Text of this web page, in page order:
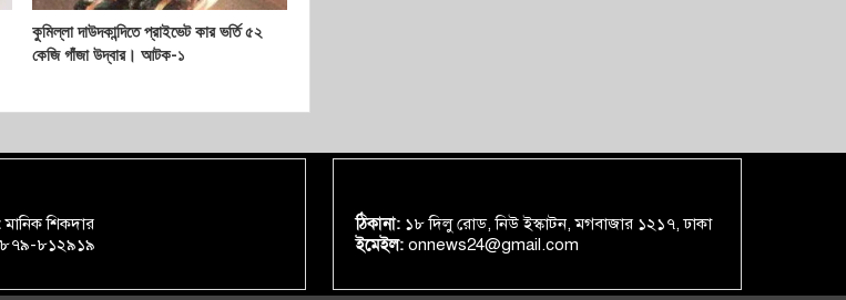
কুমিল্লা দাউদকান্দিতে প্রাইভেট কার ভর্তি ৫২
কেজি গাঁজা উদ্বার। আটক-১
মানিক শিকদার
৮১২৯১৯
ঠিকানা:১৮ দিলু রোড, নিউ ইস্কাটন, মগবাজার ১২১৭, ঢাকা
ইমেইল:onnews24@gmail.com